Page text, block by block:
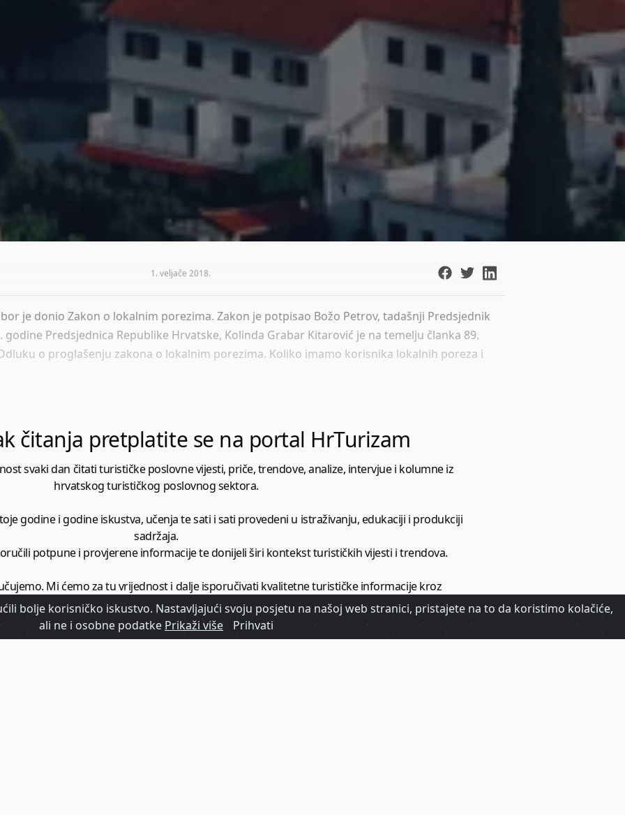
1. veljače 2018.
je donio Zakon o lokalnim porezima. Zakon je potpisao Božo Petrov, tadašnji Predsjednik
Predsjednica Republike Hrvatske, Kolinda Grabar Kitarović je na temelju članka 89.
o proglašenju zakona o lokalnim porezima. Koliko imamo korisnika lokalnih poreza i
čitanja pretplatite se na portal HrTurizam
svaki dan čitati turističke poslovne vijesti, priče, trendove, analize, intervjue i kolumne iz
hrvatskog turističkog poslovnog sektora.
godine i godine iskustva, učenja te sati i sati provedeni u istraživanju, edukaciji i produkciji
sadržaja.
potpune i provjerene informacije te donijeli širi kontekst turističkih vijesti i trendova.
Mi ćemo za tu vrijednost i dalje isporučivati kvalitetne turističke informacije kroz
minimalno1728 članaka godišnje
- vaš izvor informacija iz poslovnog svijeta hrvatskog turizma.
bolje korisničko iskustvo. Nastavljajući svoju posjetu na našoj web stranici, pristajete na to da koristimo kolačiće,
ali ne i osobne podatke Prikaži više Prihvati